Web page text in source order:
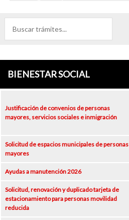
BIENESTAR SOCIAL
Justificación de convenios de personas
mayores, servicios sociales e inmigración
Solicitud de espacios municipales de personas
mayores
Ayudas a manutención 2026
Solicitud, renovación y duplicado tarjeta de
estacionamiento para personas movilidad
reducida